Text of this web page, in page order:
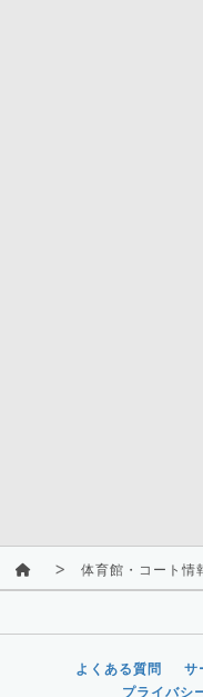
体育館・コート情
よくある質問 サ
プライバシ